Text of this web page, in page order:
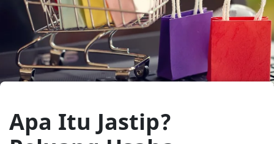
Apa Itu Jastip?